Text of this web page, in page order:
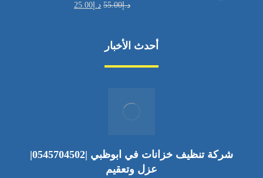
د.إ55.00 د.إ 25.00
أحدث الأخبار
شركة تنظيف خزانات في ابوظبي |0545704502|
عزل وتعقيم